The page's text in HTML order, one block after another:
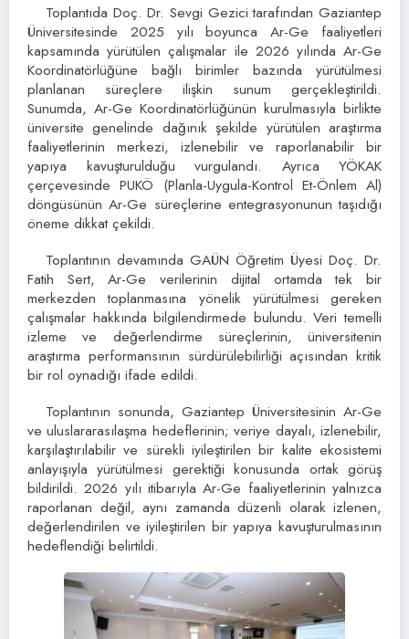
Toplantıda Doç. Dr. Sevgi Gezici tarafından Gaziantep
Üniversitesinde 2025 yılı boyunca Ar-Ge faaliyetleri
kapsamında yürütülen çalışmalar ile 2026 yılında Ar-Ge
Koordinatörlüğüne bağlı birimler bazında yürütülmesi
planlanan süreçlere ilişkin sunum gerçekleştirildi.
Sunumda, Ar-Ge Koordinatörlüğünün kurulmasıyla birlikte
üniversite genelinde dağınık şekilde yürütülen araştırma
faaliyetlerinin merkezi, izlenebilir ve raporlanabilir bir
yapıya kavuşturulduğu vurgulandı. Ayrıca YÖKAK
çerçevesinde PUKÖ (Planla-Uygula-Kontrol Et-Önlem Al)
döngüsünün Ar-Ge süreçlerine entegrasyonunun taşıdığı
öneme dikkat çekildi.
Toplantının devamında GAÜN Öğretim Üyesi Doç. Dr.
Fatih Sert, Ar-Ge verilerinin dijital ortamda tek bir
merkezden toplanmasına yönelik yürütülmesi gereken
çalışmalar hakkında bilgilendirmede bulundu. Veri temelli
izleme ve değerlendirme süreçlerinin, üniversitenin
araştırma performansının sürdürülebilirliği açısından kritik
bir rol oynadığı ifade edildi.
Toplantının sonunda, Gaziantep Üniversitesinin Ar-Ge
ve uluslararasılaşma hedeflerinin; veriye dayalı, izlenebilir,
karşılaştırılabilir ve sürekli iyileştirilen bir kalite ekosistemi
anlayışıyla yürütülmesi gerektiği konusunda ortak görüş
bildirildi. 2026 yılı itibarıyla Ar-Ge faaliyetlerinin yalnızca
raporlanan değil, aynı zamanda düzenli olarak izlenen,
değerlendirilen ve iyileştirilen bir yapıya kavuşturulmasının
hedeflendiği belirtildi.